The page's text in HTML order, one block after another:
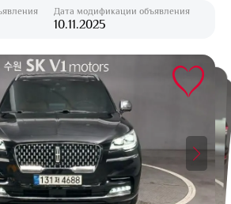
Дата модификации объявления
10.11.2025